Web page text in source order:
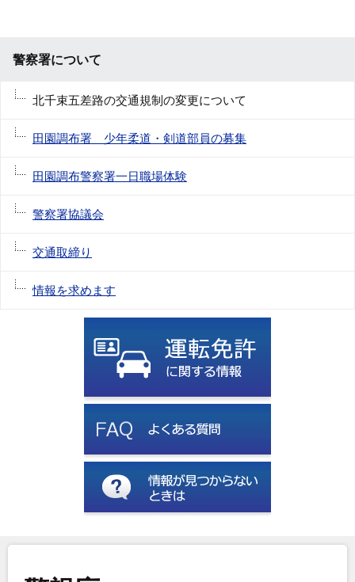
警察署について
北千束五差路の交通規制の変更について
田園調布署 少年柔道・剣道部員の募集
田園調布警察署一日職場体験
警察署協議会
交通取締り
情報を求めます